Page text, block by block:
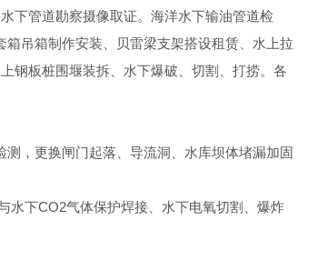
下管道勘察摄像取证。海洋水下输油管道检
吊箱制作安装、贝雷梁支架搭设租赁、水上拉
钢板桩围堰装拆、水下爆破、切割、打捞。各
，更换闸门起落、导流洞、水库坝体堵漏加固
水下CO2气体保护焊接、水下电氧切割、爆炸